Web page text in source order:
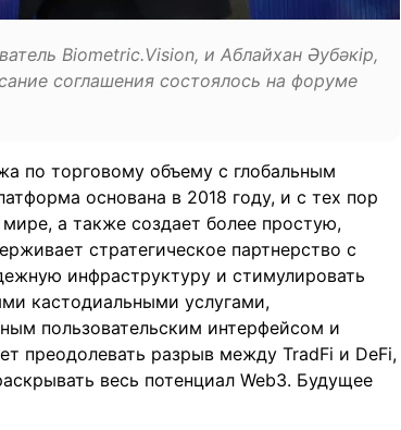
Biometric.Vision, и Аблайхан Әубәкір,
соглашения состоялось на форуме
по торговому объему с глобальным
основана в 2018 году, и с тех пор
а также создает более простую,
стратегическое партнерство с
инфраструктуру и стимулировать
кастодиальными услугами,
пользовательским интерфейсом и
преодолевать разрыв между TradFi и DeFi,
весь потенциал Web3. Будущее